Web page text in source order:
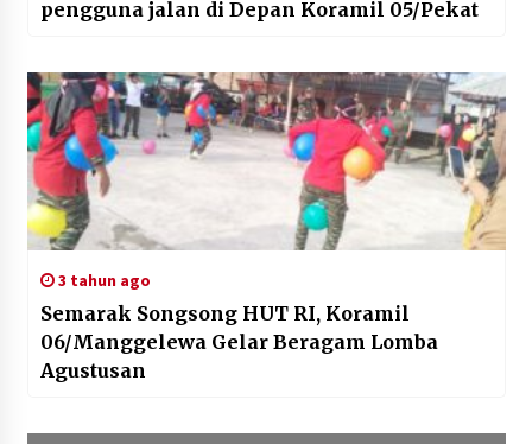
pengguna jalan di Depan Koramil 05/Pekat
3 tahun ago
Semarak Songsong HUT RI, Koramil
06/Manggelewa Gelar Beragam Lomba
Agustusan